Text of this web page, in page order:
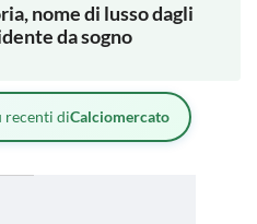
nome di lusso dagli
da sogno
recenti diCalciomercato